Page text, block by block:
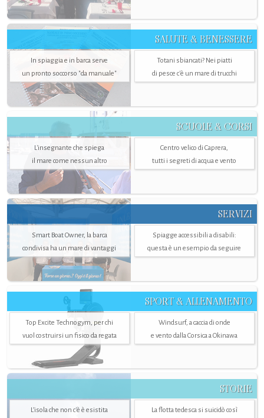
SALUTE & BENESSERE
In spiaggia e in barca serve
un pronto soccorso "da manuale"
Totani sbiancati? Nei piatti
di pesce c'è un mare di trucchi
SCUOLE & CORSI
L'insegnante che spiega
il mare come nessun altro
Centro velico di Caprera,
tutti i segreti di acqua e vento
SERVIZI
Smart Boat Owner, la barca
condivisa ha un mare di vantaggi
Spiagge accessibili a disabili:
questa è un esempio da seguire
SPORT & ALLENAMENTO
Top Excite Technogym, per chi
vuol costruirsi un fisico da regata
Windsurf, a caccia di onde
e vento dalla Corsica a Okinawa
STORIE
L’isola che non c'è è esistita
La flotta tedesca si suicidò così